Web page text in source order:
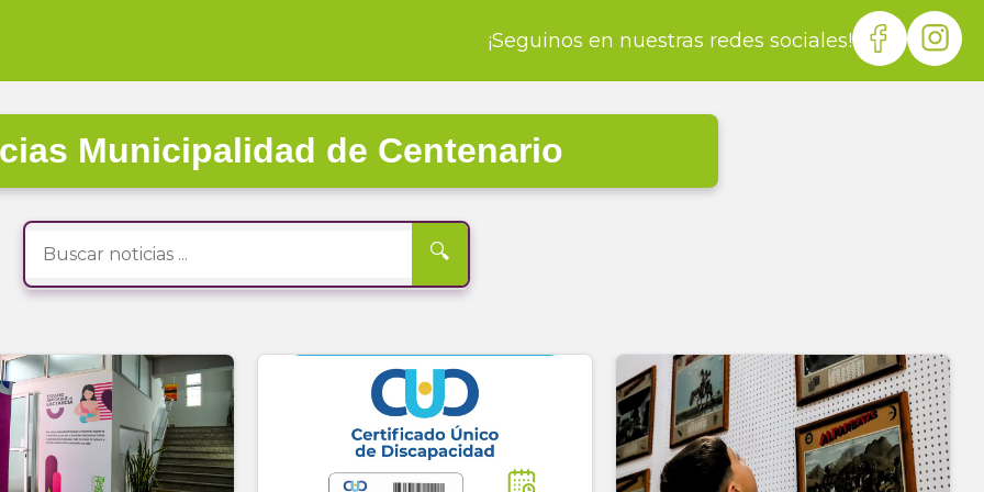
¡Seguinos en nuestras redes sociales!
Municipalidad de Centenario
🔍